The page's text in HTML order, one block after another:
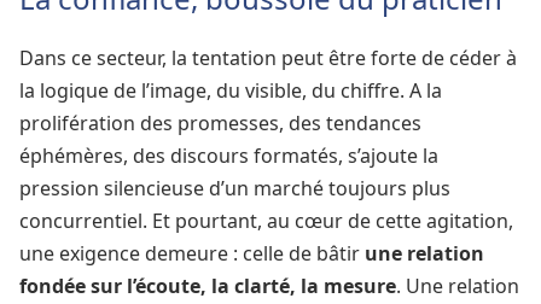
Dans ce secteur, la tentation peut être forte de céder à
la logique de l’image, du visible, du chiffre. A la
prolifération des promesses, des tendances
éphémères, des discours formatés, s’ajoute la
pression silencieuse d’un marché toujours plus
concurrentiel. Et pourtant, au cœur de cette agitation,
une exigence demeure : celle de bâtir une relation
fondée sur l’écoute, la clarté, la mesure. Une relation